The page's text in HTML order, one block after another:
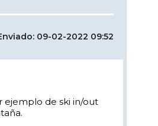
09-02-2022 09:52
ejemplo de ski in/out